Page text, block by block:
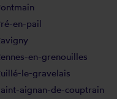
en-pail
en-grenouilles
le-gravelais
aignan-de-couptrain